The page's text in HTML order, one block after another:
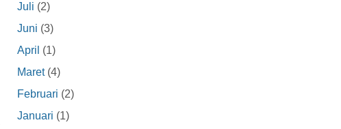
Juli (2)
Juni (3)
April (1)
Maret(4)
Februari (2)
Januari (1)